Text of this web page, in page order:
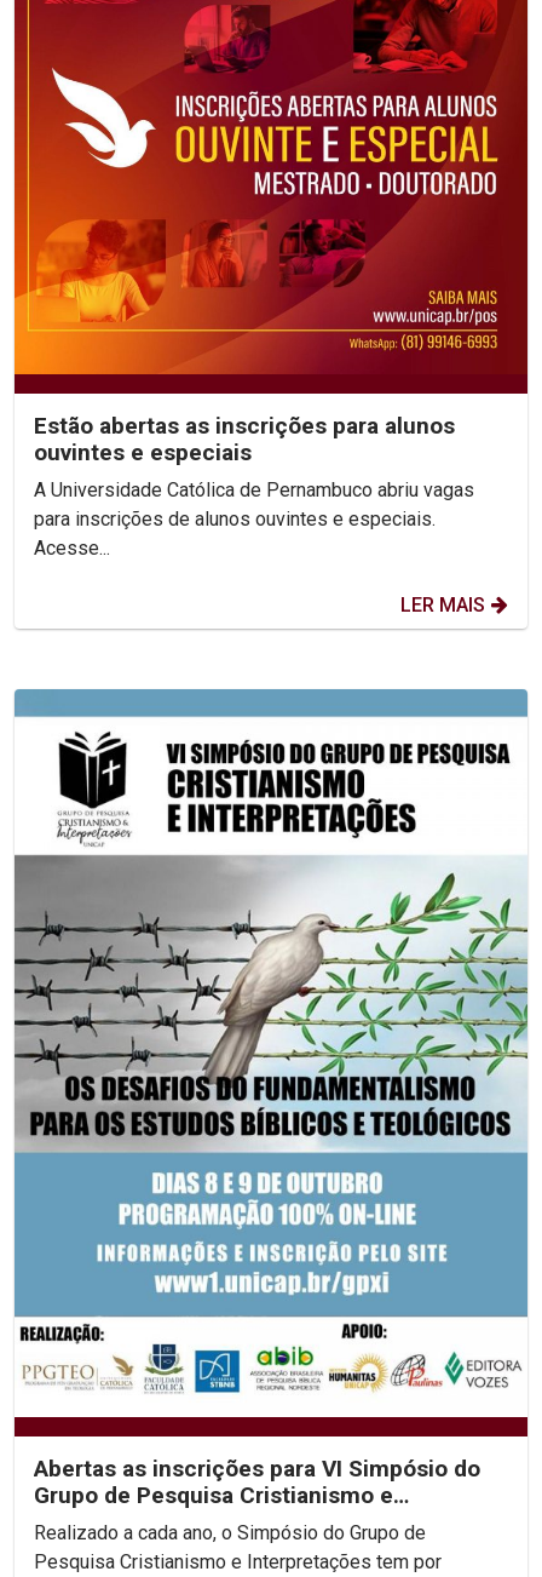
Estão abertas as inscrições para alunos
ouvintes e especiais
A Universidade Católica de Pernambuco abriu vagas
para inscrições de alunos ouvintes e especiais.
Acesse...
LER MAIS
Abertas as inscrições para VI Simpósio do
Grupo de Pesquisa Cristianismo e
Interpretações
Realizado a cada ano, o Simpósio do Grupo de
Pesquisa Cristianismo e Interpretações tem por